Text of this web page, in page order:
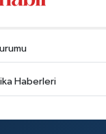
Haberleri